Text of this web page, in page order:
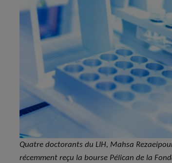
Quatre doctorants du LIH, Mahsa
récemment reçu la bourse Pélican de la